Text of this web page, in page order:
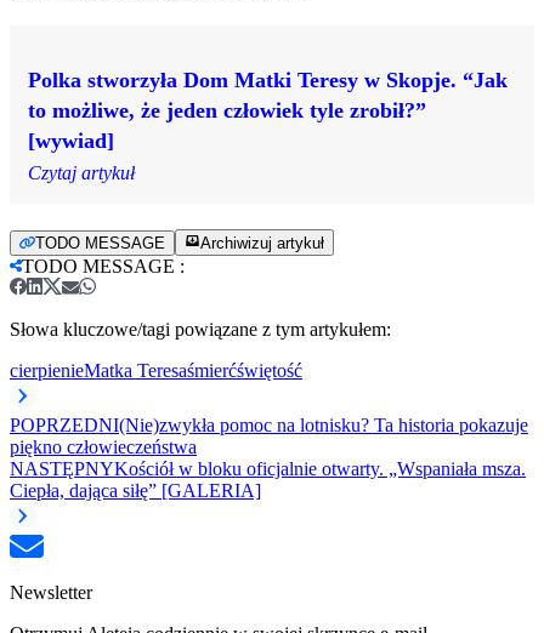
Polka stworzyła Dom Matki Teresy w Skopje. “Jak
to możliwe, że jeden człowiek tyle zrobił?”
[wywiad]
Czytaj artykuł
TODO MESSAGE Archiwizuj artykuł
TODO MESSAGE :
Słowa kluczowe/tagi powiązane z tym artykułem:
cierpienieMatka Teresaśmierćświętość
POPRZEDNI(Nie)zwykła pomoc na lotnisku? Ta historia pokazuje
piękno człowieczeństwa
NASTĘPNYKościół w bloku oficjalnie otwarty. „Wspaniała msza.
Ciepła, dająca siłę” [GALERIA]
Newsletter